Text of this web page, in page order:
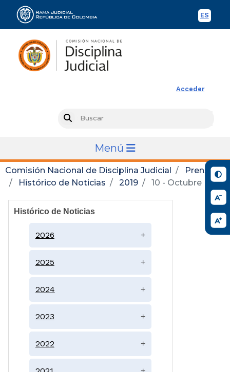
ES
Acceder
Menú
Comisión Nacional de Disciplina Judicial
Prensa
Histórico de Noticias
2019 10 - Octubre
Histórico de Noticias
2026 +
2025 +
2024 +
2023 +
2022 +